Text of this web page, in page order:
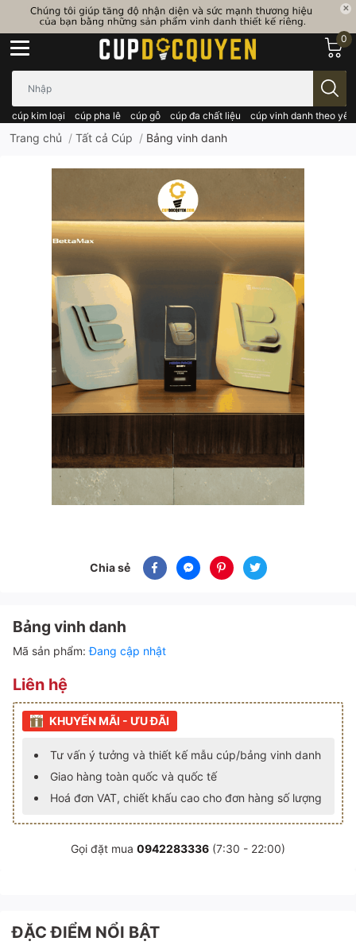
cúp kim loại cúp pha lê cúp gỗ cúp đa chất liệu cúp vinh danh theo
0
Trang chủ / Tất cả Cúp / Bảng vinh danh
Chia sẻ
Bảng vinh danh
Mã sản phẩm:Đang cập nhật
Liên hệ
KHUYẾN MÃI - ƯU ĐÃI
Tư vấn ý tưởng và thiết kế mẫu cúp/bảng vinh danh
Giao hàng toàn quốc và quốc tế
Hoá đơn VAT, chiết khấu cao cho đơn hàng số lượng
Gọi đặt mua 0942283336 (7:30 - 22:00)
ĐẶC ĐIỂM NỔI BẬT